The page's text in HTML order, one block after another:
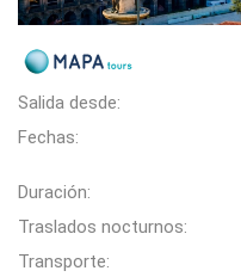
Salida desde:
Fechas:
Duración:
Traslados nocturnos:
Transporte: